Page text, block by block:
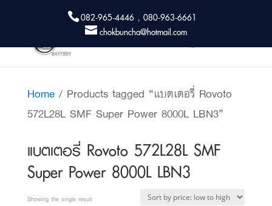
082-965-4446 , 080-963-6661
chokbuncha@hotmail.com
Home/ Products tagged “แบตเตอรี่ Rovoto
572L28L SMF Super Power 8000L LBN3”
แบตเตอรี่ Rovoto 572L28L SMF
Super Power 8000L LBN3
Showing the single result